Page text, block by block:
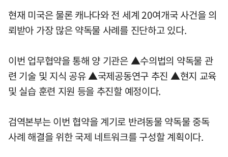
현재 미국은 물론 캐나다와 전 세계 20여개국 사건을 의
뢰받아 가장 많은 약독물 사례를 진단하고 있다.
이번 업무협약을 통해 양 기관은 ▲수의법의 약독물 관
련 기술 및 지식 공유 ▲국제공동연구 추진 ▲현지 교육
및 실습 훈련 지원 등을 추진할 예정이다.
검역본부는 이번 협약을 계기로 반려동물 약독물 중독
사례 해결을 위한 국제 네트워크를 구성할 계획이다.